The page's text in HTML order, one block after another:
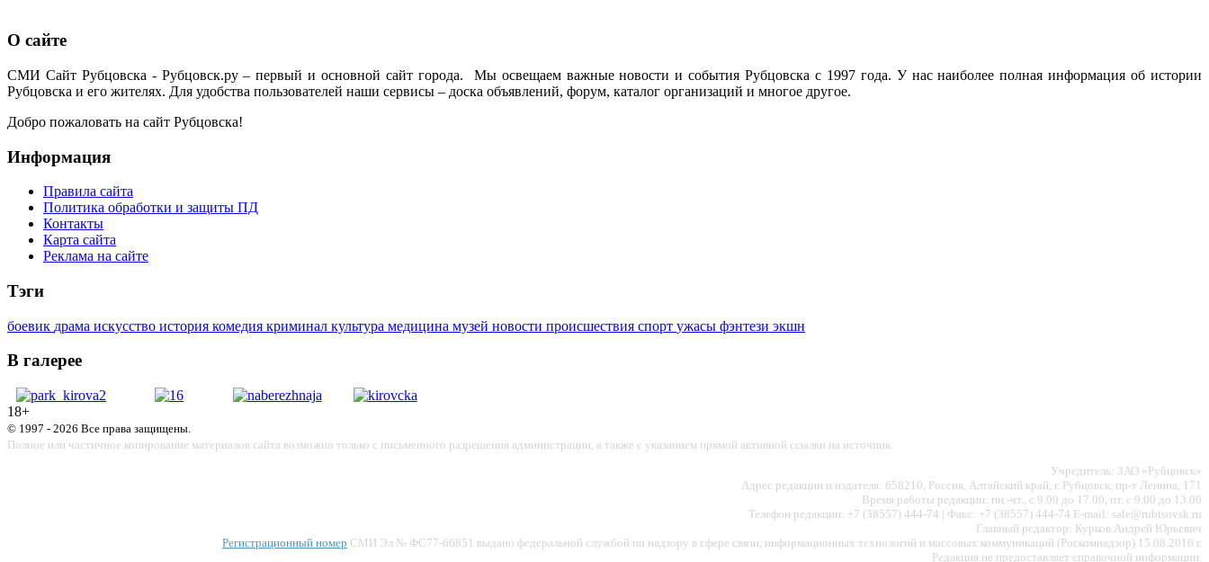
О сайте
СМИ Сайт Рубцовска - Рубцовск.ру – первый и основной сайт города. Мы освещаем важные новости и события Рубцовска с 1997 года. У нас наиболее полная информация об истории
Рубцовска и его жителях. Для удобства пользователей наши сервисы – доска объявлений, форум, каталог организаций и многое другое.
Добро пожаловать на сайт Рубцовска!
Информация
Правила сайта
Политика обработки и защиты ПД
Контакты
Карта сайта
Реклама на сайте
Тэги
боевик драма искусство история комедия криминал культура медицина музей новости происшествия спорт ужасы фэнтези экшн
В галерее
18+
© 1997 - 2026 Все права защищены.
Полное или частичное копирование материалов сайта возможно только с письменного разрешения администрации, а также с указанием прямой активной ссылки на источник.
Учредитель: ЗАО «Рубцовск»
Адрес редакции и издателя: 658210, Россия, Алтайский край, г. Рубцовск, пр-т Ленина, 171
Время работы редакции: пн.-чт., с 9.00 до 17.00, пт. с 9.00 до 13.00
Телефон редакции: +7 (38557) 444-74 | Факс: +7 (38557) 444-74 E-mail: sale@rubtsovsk.ru
Главный редактор: Курков Андрей Юрьевич
Регистрационный номер СМИ Эл № ФС77-66851 выдано федеральной службой по надзору в сфере связи, информационных технологий и массовых коммуникаций (Роскомнадзор) 15.08.2016 г.
Редакция не предоставляет справочной информации.